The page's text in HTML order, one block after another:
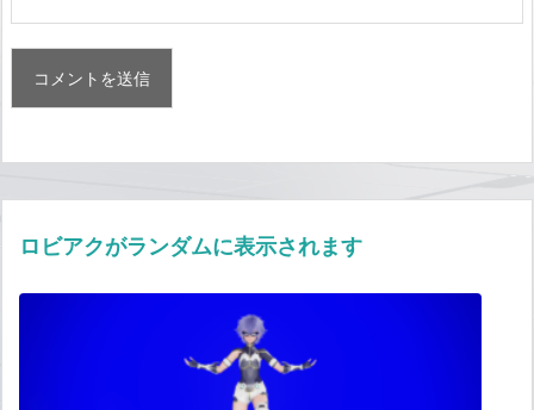
ロビアクがランダムに表示されます